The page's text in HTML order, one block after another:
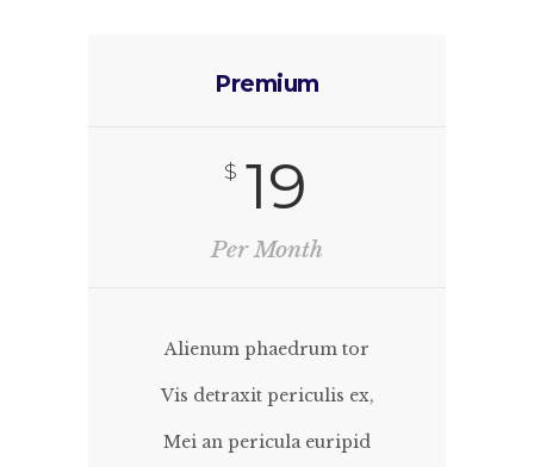
Premium
$ 19
Per Month
Alienum phaedrum tor
Vis detraxit periculis ex,
Mei an pericula euripid